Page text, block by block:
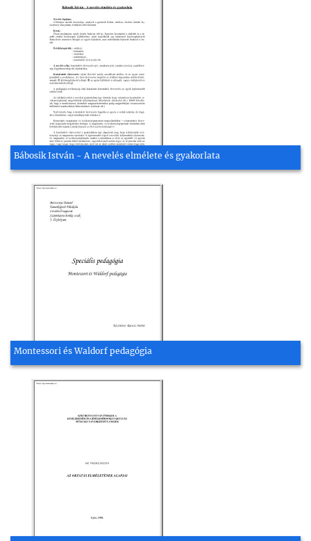
Bábosik István - A nevelés elmélete és gyakorlata
Montessori és Waldorf pedagógia